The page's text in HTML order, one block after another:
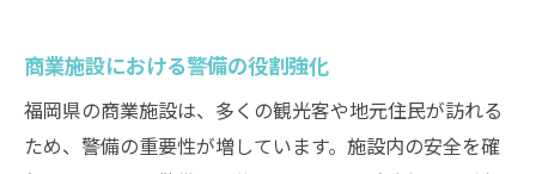
商業施設における警備の役割強化
福岡県の商業施設は、多くの観光客や地元住民が訪れる
ため、警備の重要性が増しています。施設内の安全を確